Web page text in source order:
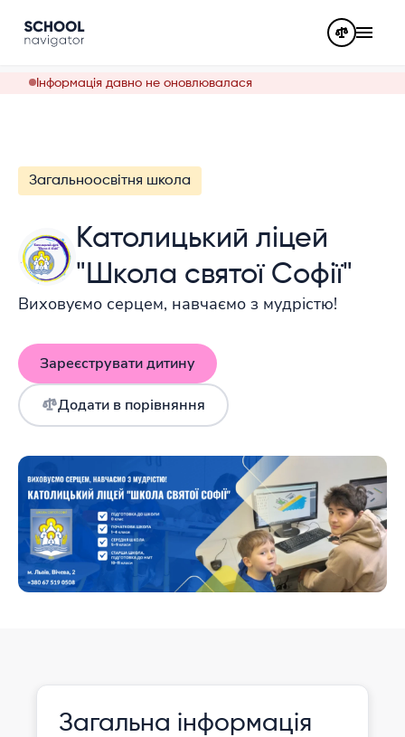
Інформація давно не оновлювалася
Загальноосвітня школа
Католицький ліцей
"Школа святої Софії"
Виховуємо серцем, навчаємо з мудрістю!
Зареєструвати дитину
Додати в порівняння
Зареєструвати
дитину
Загальна інформація